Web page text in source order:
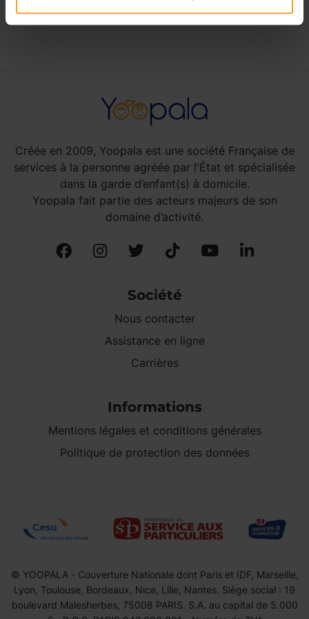
Créée en 2009, Yoopala est une société Française de
services à la personne agréée par l'État et spécialisée
dans la garde d’enfant(s) à domicile.
Yoopala fait partie des acteurs majeurs de son
domaine d’activité.
Société
Nous contacter
Assistance en ligne
Carrières
Informations
Mentions légales et conditions générales
Politique de protection des données
© YOOPALA - Couverture Nationale dont Paris et IDF, Marseille,
Lyon, Toulouse, Bordeaux, Nice, Lille, Nantes. Siège social : 19
boulevard Malesherbes, 75008 PARIS. S.A. au capital de 5.000